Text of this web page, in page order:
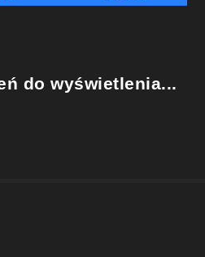
do wyświetlenia...